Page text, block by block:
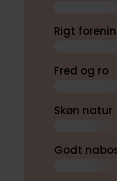
Rigt
Fred og ro
Skøn natur
Godt